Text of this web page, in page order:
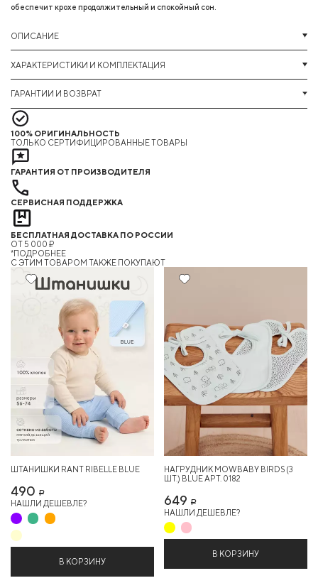
обеспечит крохе продолжительный и спокойный сон.
ОПИСАНИЕ
ХАРАКТЕРИСТИКИ И КОМПЛЕКТАЦИЯ
ГАРАНТИИ И ВОЗВРАТ
100% ОРИГИНАЛЬНОСТЬ
ТОЛЬКО СЕРТИФИЦИРОВАННЫЕ ТОВАРЫ
ГАРАНТИЯ ОТ ПРОИЗВОДИТЕЛЯ
СЕРВИСНАЯ ПОДДЕРЖКА
БЕСПЛАТНАЯ ДОСТАВКА ПО РОССИИ
ОТ 5 000 ₽
*ПОДРОБНЕЕ
C ЭТИМ ТОВАРОМ ТАКЖЕ ПОКУПАЮТ
ШТАНИШКИ RANT RIBELLE BLUE
490 Р
НАШЛИ ДЕШЕВЛЕ?
В КОРЗИНУ
НАГРУДНИК MOWBABY BIRDS (3
ШТ.) BLUE АРТ. 0182
649 Р
НАШЛИ ДЕШЕВЛЕ?
В КОРЗИНУ